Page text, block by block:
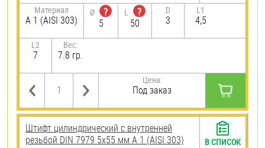
Материал
А 1 (AISI 303)
Ø
?
5
L
?
50
D
3
L1
4,5
L2
7
Вес:
7.8 гр.
Цена:
Под заказ
Штифт цилиндрический с внутренней
резьбой DIN 7979 5х55 мм А 1 (AISI 303)
В СПИСОК